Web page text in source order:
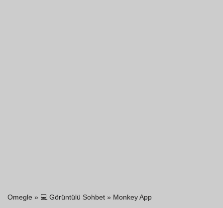
Omegle » 💻 Görüntülü Sohbet » Monkey App